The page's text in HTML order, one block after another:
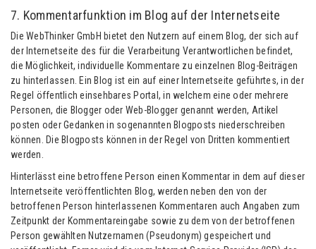
7. Kommentarfunktion im Blog auf der Internetseite
Die WebThinker GmbH bietet den Nutzern auf einem Blog, der sich auf
der Internetseite des für die Verarbeitung Verantwortlichen befindet,
die Möglichkeit, individuelle Kommentare zu einzelnen Blog-Beiträgen
zu hinterlassen. Ein Blog ist ein auf einer Internetseite geführtes, in der
Regel öffentlich einsehbares Portal, in welchem eine oder mehrere
Personen, die Blogger oder Web-Blogger genannt werden, Artikel
posten oder Gedanken in sogenannten Blogposts niederschreiben
können. Die Blogposts können in der Regel von Dritten kommentiert
werden.
Hinterlässt eine betroffene Person einen Kommentar in dem auf dieser
Internetseite veröffentlichten Blog, werden neben den von der
betroffenen Person hinterlassenen Kommentaren auch Angaben zum
Zeitpunkt der Kommentareingabe sowie zu dem von der betroffenen
Person gewählten Nutzernamen (Pseudonym) gespeichert und